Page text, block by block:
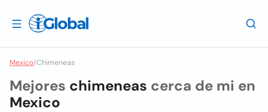
Mexico/Chimeneas
Mejores chimeneas cerca de mi en
Mexico